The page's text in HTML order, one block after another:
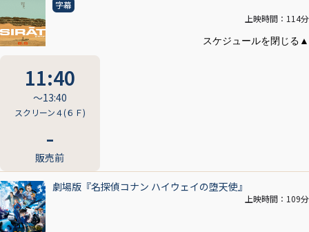
字幕
上映時間：114分
11:40
〜13:40
スクリーン４(６Ｆ)
販売前
劇場版『名探偵コナン ハイウェイの堕天使』
上映時間：109分